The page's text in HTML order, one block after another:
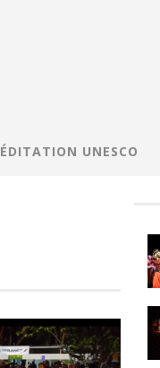
UNESCO